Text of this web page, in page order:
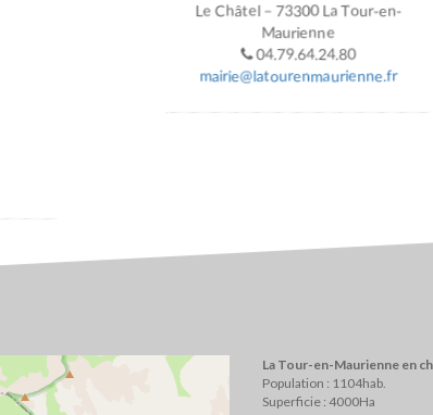
Le Châtel – 73300 La Tour-en-
Maurienne
04.79.64.24.80
mairie@latourenmaurienne.fr
La Tour-en-Maurienne en
Population : 1104hab.
Superficie : 4000Ha